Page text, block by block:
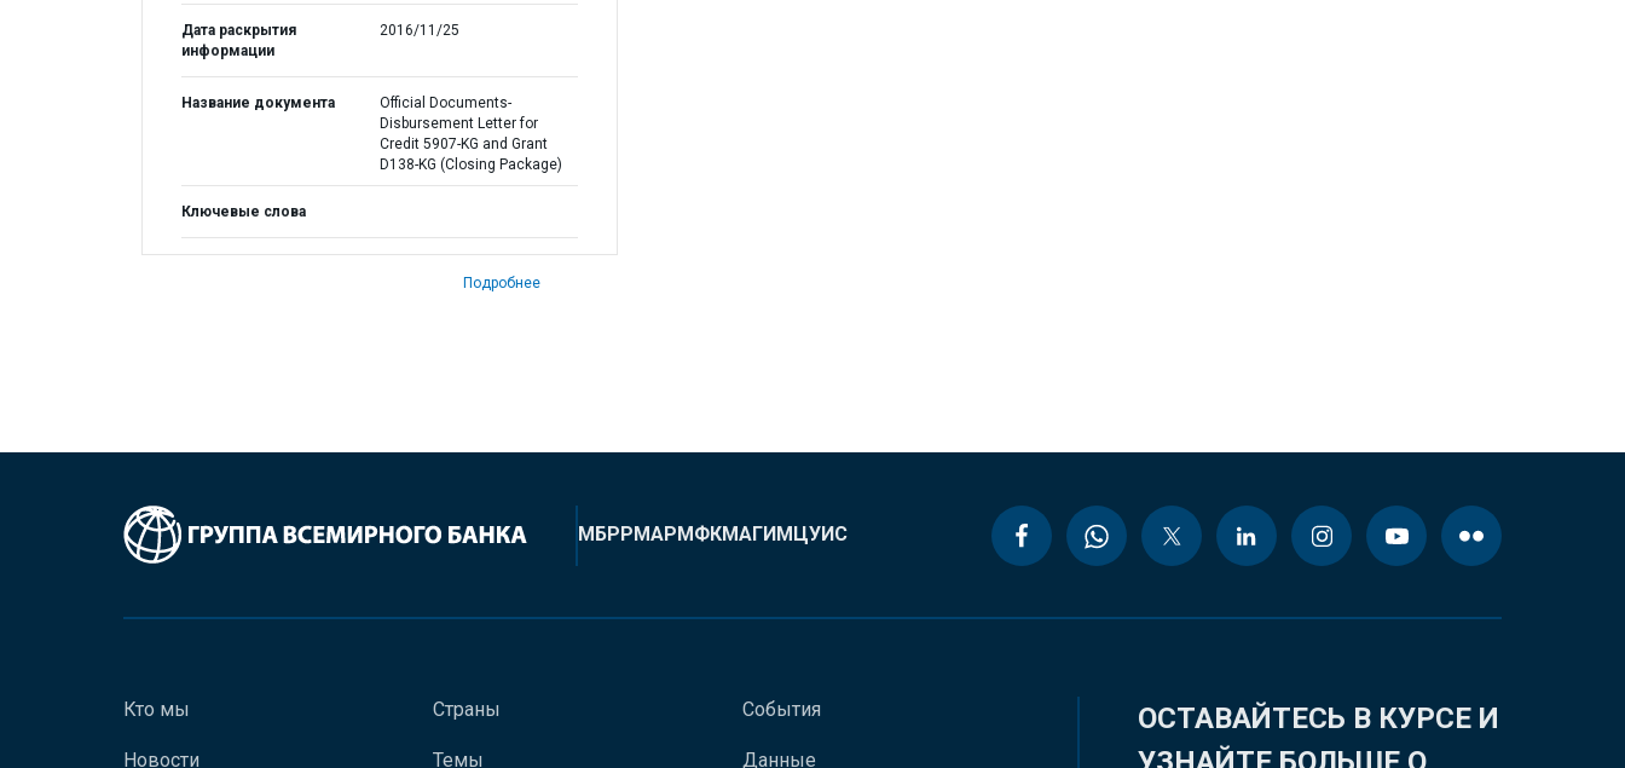
Дата раскрытия
информации
2016/11/25
Название документа
Official Documents-
Disbursement Letter for
Credit 5907-KG and Grant
D138-KG (Closing Package)
Ключевые слова
Подробнее
МБРРМАРМФКМАГИМЦУИС
Кто мы
Новости
Страны
Темы
События
Данные
ОСТАВАЙТЕСЬ В КУРСЕ И